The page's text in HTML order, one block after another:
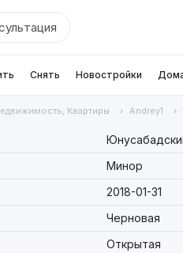
Снять Новостройки
Квартиры Andrey1
Минор
2018-01-31
Черновая
Открытая